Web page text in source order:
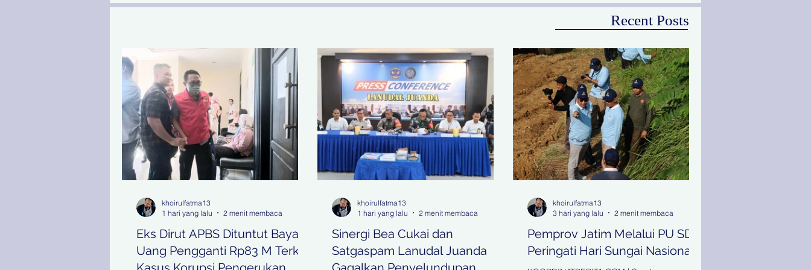
Recent Posts
Eks Dirut APBS Dituntut Bayar
Uang Pengganti Rp83 M Terkait
khoirulfatma13
1 hari yang lalu
2 menit membaca
Sinergi Bea Cukai dan
Satgaspam Lanudal Juanda
khoirulfatma13
1 hari yang lalu
2 menit membaca
Pemprov Jatim Melalui PU SDA
Peringati Hari Sungai Nasional
khoirulfatma13
3 hari yang lalu
2 menit membaca